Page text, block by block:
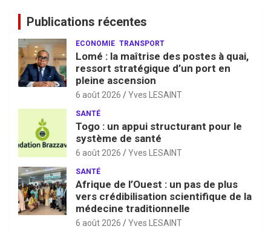
Publications récentes
ECONOMIE TRANSPORT
Lomé : la maîtrise des postes à quai,
ressort stratégique d’un port en
pleine ascension
6 août 2026 Yves LESAINT
SANTÉ
Togo : un appui structurant pour le
système de santé
6 août 2026 Yves LESAINT
SANTÉ
Afrique de l’Ouest : un pas de plus
vers crédibilisation scientifique de la
médecine traditionnelle
6 août 2026 Yves LESAINT